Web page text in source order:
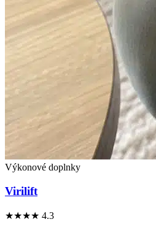
Výkonové doplnky
Virilift
★★★★ 4.3